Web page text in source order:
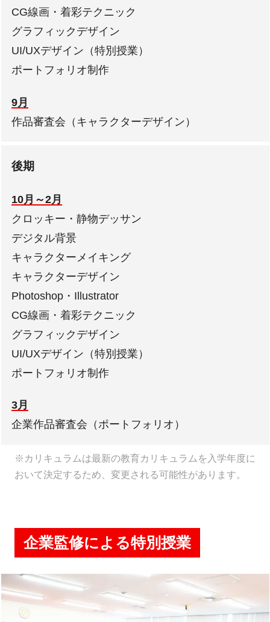
CG線画・着彩テクニック
グラフィックデザイン
UI/UXデザイン（特別授業）
ポートフォリオ制作
9月
作品審査会（キャラクターデザイン）
後期
10月～2月
クロッキー・静物デッサン
デジタル背景
キャラクターメイキング
キャラクターデザイン
Photoshop・Illustrator
CG線画・着彩テクニック
グラフィックデザイン
UI/UXデザイン（特別授業）
ポートフォリオ制作
3月
企業作品審査会（ポートフォリオ）
※カリキュラムは最新の教育カリキュラムを入学年度に
おいて決定するため、変更される可能性があります。
企業監修による特別授業